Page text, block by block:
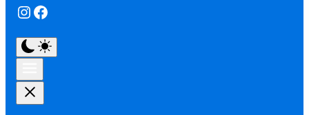
Instagram
Facebook